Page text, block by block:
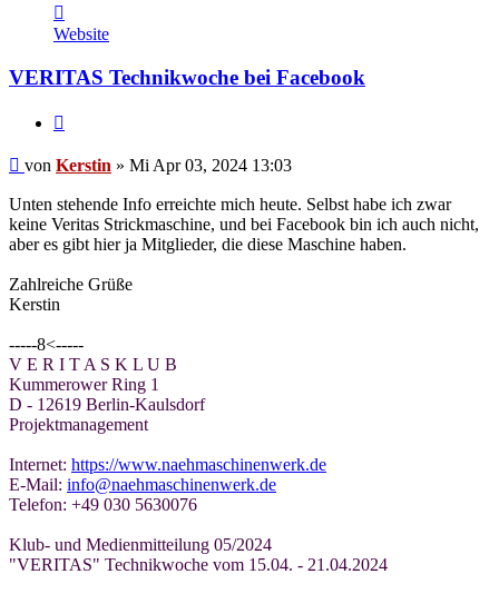
von
Kerstin
Website
VERITAS Technikwoche bei Facebook
Beitrag
von Kerstin » Mi Apr 03, 2024 13:03
Unten stehende Info erreichte mich heute. Selbst habe ich zwar
keine Veritas Strickmaschine, und bei Facebook bin ich auch nicht,
aber es gibt hier ja Mitglieder, die diese Maschine haben.
Zahlreiche Grüße
Kerstin
-----8<-----
V E R I T A S K L U B
Kummerower Ring 1
D - 12619 Berlin-Kaulsdorf
Projektmanagement
Internet: https://www.naehmaschinenwerk.de
E-Mail: info@naehmaschinenwerk.de
Telefon: +49 030 5630076
Klub- und Medienmitteilung 05/2024
"VERITAS" Technikwoche vom 15.04. - 21.04.2024